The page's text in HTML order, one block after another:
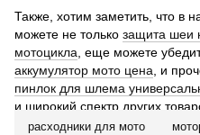
Также, хотим заметить, что в
можете не только защита шеи
мотоцикла , еще можете
аккумулятор мото цена , и
пинлок для шлема
и широкий спектр других
расходники для мото